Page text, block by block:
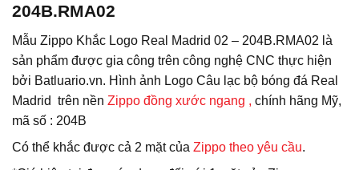
204B.RMA02
Mẫu Zippo Khắc Logo Real Madrid 02 – 204B.RMA02 là
sản phẩm được gia công trên công nghệ CNC thực hiện
bởi Batluario.vn. Hình ảnh Logo Câu lạc bộ bóng đá Real
Madrid trên nền Zippo đồng xước ngang , chính hãng Mỹ,
mã số : 204B
Có thể khắc được cả 2 mặt của Zippo theo yêu cầu.